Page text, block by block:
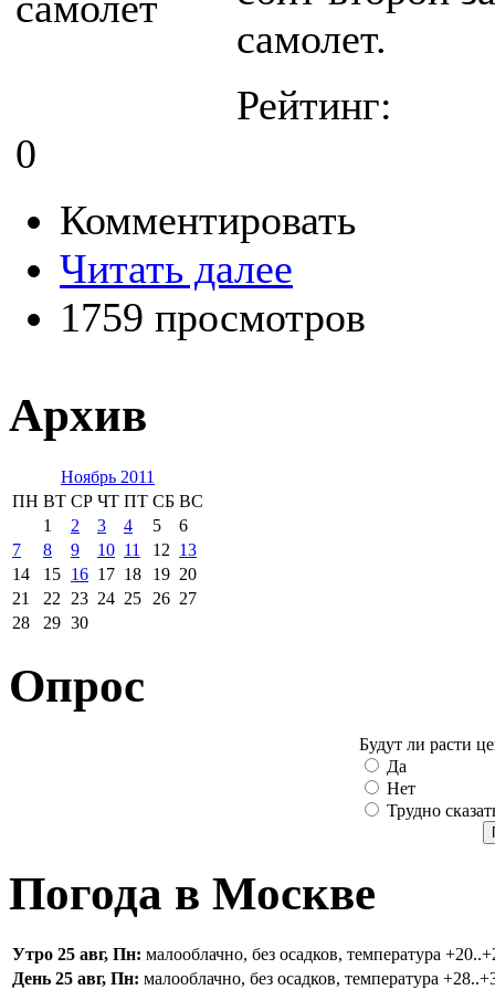
самолет.
Рейтинг:
0
Комментировать
Читать далее
1759 просмотров
Архив
Ноябрь 2011
ПН ВТ СР ЧТ ПТ СБ ВС
1
2 3 4 5
6
7
8 9 10 11 12 13
14
15 16 17 18 19 20
21
22 23 24 25 26 27
28
29 30
Опрос
Будут ли расти
Да
Нет
Трудно
Погода в Москве
Утро 25 авг, Пн: малооблачно, без осадков, температура
День 25 авг, Пн: малооблачно, без осадков, температура